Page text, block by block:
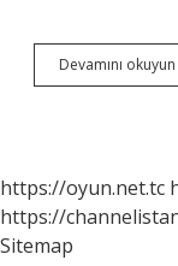
Devamını okuyun
https://oyun.net.tc
https://
Sitemap